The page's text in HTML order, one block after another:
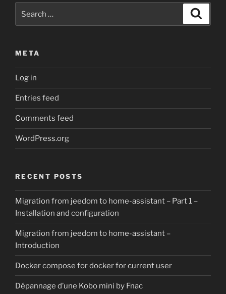
2
for:
META
Log in
Entries feed
Comments feed
WordPress.org
RECENT POSTS
Migration from jeedom to home-assistant – Part 1 –
Installation and configuration
Migration from jeedom to home-assistant –
Introduction
Docker compose for docker for current user
Dépannage d’une Kobo mini by Fnac